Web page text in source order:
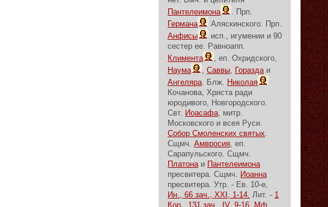
Пантелеимона
. Прп.
Германа
Аляскинского. Прп.
Анфисы
исп., игумении и 90
сестер ее. Равноапп.
Климента
, еп. Охридского,
Наума
, Саввы, Гораздаи
Ангеляра. Блж. Николая
Кочанова, Христа ради
юродивого, Новгородского.
Свт. Иоасафа, митр.
Московского и всея Руси.
Собор Смоленских святых.
Сщмч. Амвросия, еп.
Сарапульского. Сщмч.
Платонаи Пантелеимона
пресвитера. Сщмч. Иоанна
пресвитера. Утр. - Ев. 10-е,
Ин., 66 зач., XXI, 1-14. Лит. - 1
Кор., 131 зач., IV, 9-16. Мф.,